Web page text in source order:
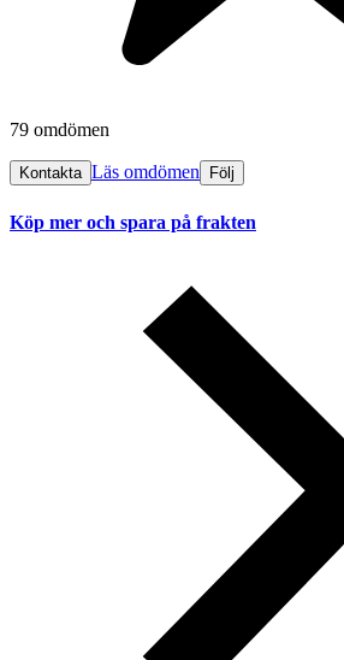
79 omdömen
Kontakta Läs omdömen Följ
Köp mer och spara på frakten